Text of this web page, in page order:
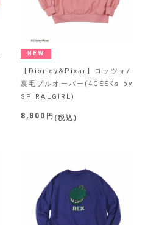
NEW
【Disney&Pixar】ロッツォ/
裏毛プルオーバー(4GEEKs by
SPIRALGIRL)
8,800 税込